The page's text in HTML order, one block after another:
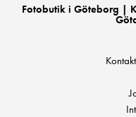
Fotobutik i Göteborg |